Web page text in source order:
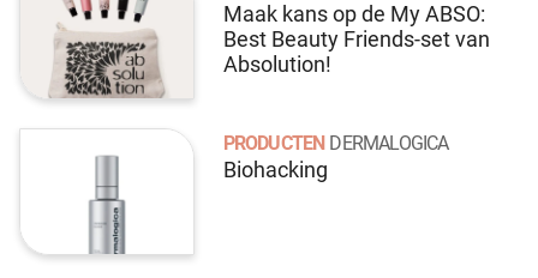
Maak kans op de My ABSO:
Best Beauty Friends-set van
Absolution!
PRODUCTEN DERMALOGICA
Biohacking